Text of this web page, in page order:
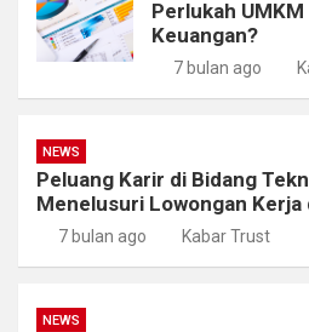
Perlukah
Keuangan?
7 bulan ago
NEWS
Peluang Karir di Bidang
Menelusuri Lowongan
7 bulan ago Kabar Trust
NEWS